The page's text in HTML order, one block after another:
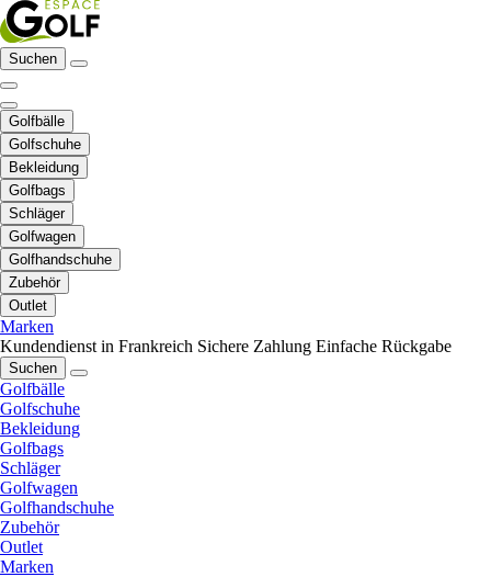
Suchen
Golfbälle
Golfschuhe
Bekleidung
Golfbags
Schläger
Golfwagen
Golfhandschuhe
Zubehör
Outlet
Marken
Kundendienst in Frankreich Sichere Zahlung Einfache Rückgabe
Suchen
Golfbälle
Golfschuhe
Bekleidung
Golfbags
Schläger
Golfwagen
Golfhandschuhe
Zubehör
Outlet
Marken